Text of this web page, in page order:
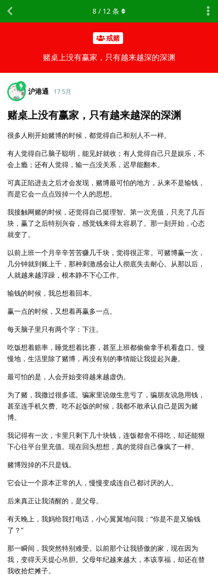
戒赌
赌桌上没有赢家，只有越来越深的深渊
8 / 12 条
沪港通 17 5月
赌桌上没有赢家，只有越来越深的深渊
很多人刚开始赌博的时候，都觉得自己和别人不一样。
有人觉得自己脑子聪明，能见好就收；有人觉得自己只是娱乐，不
会上瘾；还有人觉得，输一点没关系，迟早能翻本。
可真正陷进去之后才会发现，赌博最可怕的地方，从来不是输钱，
而是它会一点点毁掉一个人的思想。
我接触网赌的时候，还觉得自己挺理智。第一次充值，只充了几百
块，赢了之后特别兴奋，感觉钱来得太容易了。那一刻开始，心态
就变了。
以前上班一个月辛辛苦苦赚几千块，觉得很正常。可赌博赢一次，
几分钟就到账上千，那种刺激感会让人彻底失去耐心。从那以后，
人就越来越浮躁，根本静不下心工作。
输钱的时候，我总想着回本。
赢一点的时候，又想着再赢多一点。
每天脑子里只有两个字：下注。
吃饭想着赔率，睡觉想着比赛，甚至上班都偷偷拿手机看盘口。慢
慢地，生活里除了赌博，再没有别的事情能让我提起兴趣。
最可怕的是，人会开始变得越来越虚伪。
为了赌，我撒过很多谎。骗家里说做生意亏了，骗朋友说急用钱，
甚至连手机欠费、吃不起饭的时候，我都不敢承认自己是因为赌
博。
我记得有一次，卡里只剩下几十块钱，连饭都舍不得吃，却还能狠
下心往平台里充值。现在回头想想，真的觉得自己像疯了一样。
赌博毁掉的不只是钱。
它会让一个原本正常的人，慢慢变成连自己都讨厌的人。
后来真正让我清醒的，是父母。
有天晚上，我妈给我打电话，小心翼翼地问我：“你是不是又输钱
了？”
那一瞬间，我突然特别难受。以前那个让我骄傲的家，现在因为
我，变得天天提心吊胆。父母年纪越来越大，本该享福，却还在替
我收拾烂摊子。